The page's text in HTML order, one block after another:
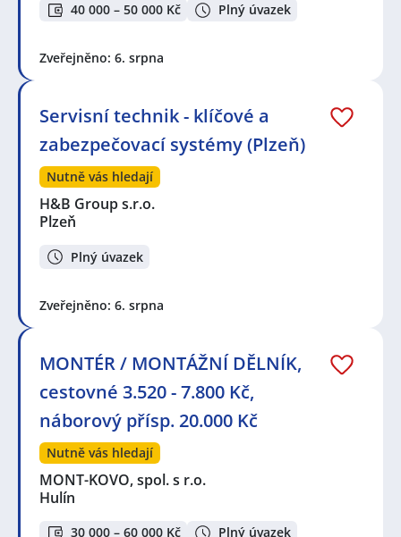
40 000 – 50 000 Kč Plný úvazek
Zveřejněno: 6. srpna
Servisní technik - klíčové a
zabezpečovací systémy (Plzeň)
Nutně vás hledají
H&B Group s.r.o.
Plzeň
Plný úvazek
Zveřejněno: 6. srpna
MONTÉR / MONTÁŽNÍ DĚLNÍK,
cestovné 3.520 - 7.800 Kč,
náborový přísp. 20.000 Kč
Nutně vás hledají
MONT-KOVO, spol. s r.o.
Hulín
30 000 – 60 000 Kč Plný úvazek